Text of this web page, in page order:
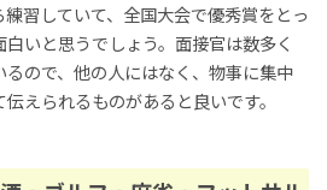
習していて、全国大会で優秀賞をとっ
いと思うでしょう。面接官は数多く
ので、他の人にはなく、物事に集中
えられるものがあると良いです。